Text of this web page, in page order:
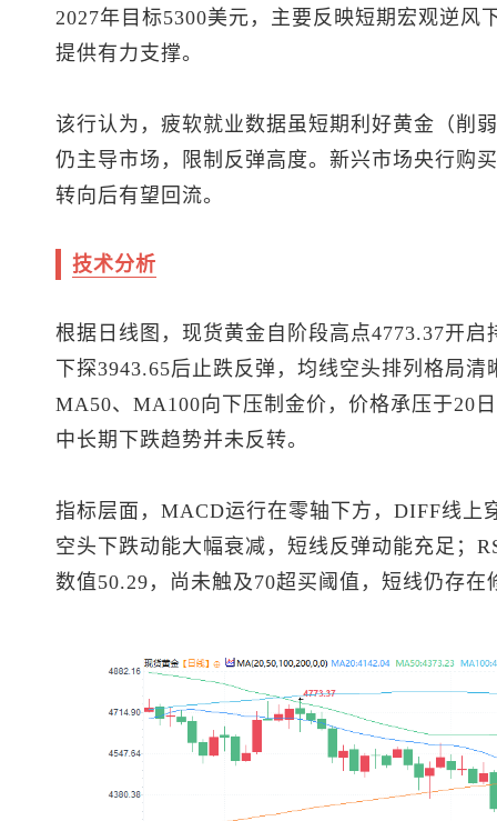
2027年目标5300美元，主要反映短期宏观逆风
提供有力支撑。
该行认为，疲软就业数据虽短期利好黄金（削
仍主导市场，限制反弹高度。新兴市场央行购
转向后有望回流。
技术分析
根据日线图， 现货黄金 自阶段高点4773.37开
下探3943.65后止跌反弹，均线空头排列格局
MA50、MA100向下压制金价，价格承压于20
中长期下跌趋势并未反转。
指标层面，MACD运行在零轴下方，DIFF线上
空头下跌动能大幅衰减，短线反弹动能充足；
数值50.29，尚未触及70超买阈值，短线仍存在